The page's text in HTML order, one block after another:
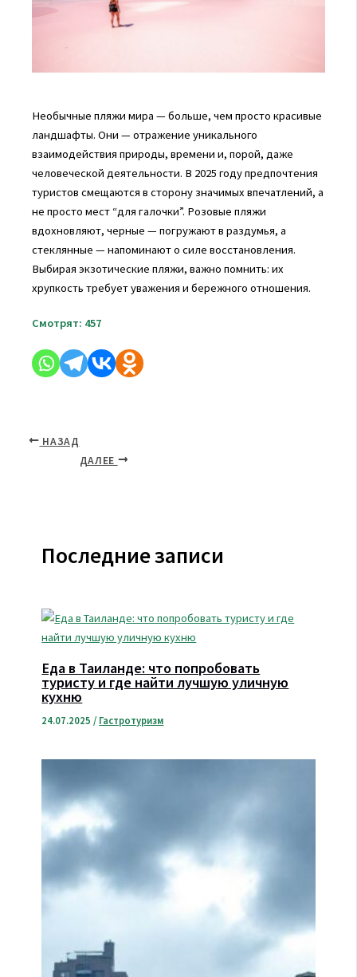
Необычные пляжи мира — больше, чем просто красивые
ландшафты. Они — отражение уникального
взаимодействия природы, времени и, порой, даже
человеческой деятельности. В 2025 году предпочтения
туристов смещаются в сторону значимых впечатлений, а
не просто мест “для галочки”. Розовые пляжи
вдохновляют, черные — погружают в раздумья, а
стеклянные — напоминают о силе восстановления.
Выбирая экзотические пляжи, важно помнить: их
хрупкость требует уважения и бережного отношения.
Смотрят: 457
НАЗАД
ДАЛЕЕ
Последние записи
Еда в Таиланде: что попробовать
туристу и где найти лучшую уличную
кухню
24.07.2025/ Гастротуризм